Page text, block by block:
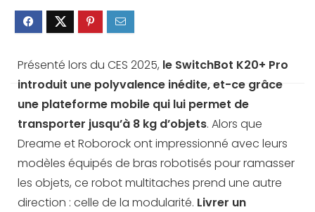
Présenté lors du CES 2025, le SwitchBot K20+ Pro
introduit une polyvalence inédite, et-ce grâce
une plateforme mobile qui lui permet de
transporter jusqu’à 8 kg d’objets. Alors que
Dreame et Roborock ont impressionné avec leurs
modèles équipés de bras robotisés pour ramasser
les objets, ce robot multitaches prend une autre
direction : celle de la modularité. Livrer un